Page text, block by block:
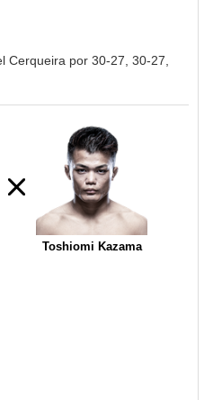
Cerqueira por 30-27, 30-27,
Toshiomi Kazama